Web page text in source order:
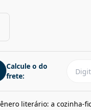
Calcule o do
frete:
literário: a cozinha-